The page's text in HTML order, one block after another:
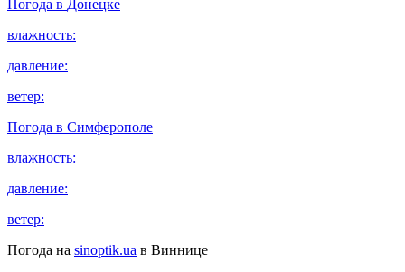
Погода в Донецке
влажность:
давление:
ветер:
Погода в Симферополе
влажность:
давление:
ветер:
Погода на sinoptik.ua в Виннице